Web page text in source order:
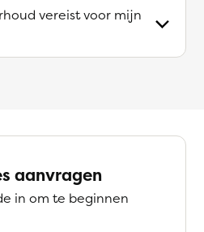
vereist voor mijn
aanvragen
in om te beginnen